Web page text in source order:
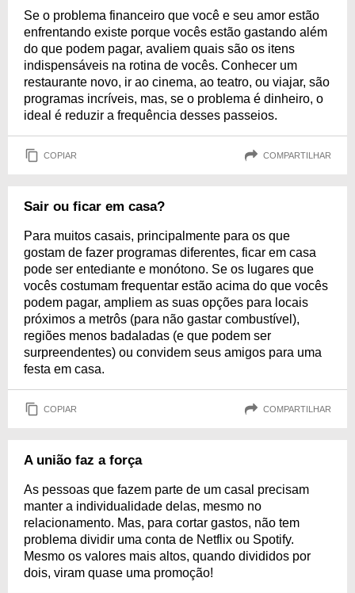
Se o problema financeiro que você e seu amor estão
enfrentando existe porque vocês estão gastando além
do que podem pagar, avaliem quais são os itens
indispensáveis na rotina de vocês. Conhecer um
restaurante novo, ir ao cinema, ao teatro, ou viajar, são
programas incríveis, mas, se o problema é dinheiro, o
ideal é reduzir a frequência desses passeios.
COPIAR COMPARTILHAR
Sair ou ficar em casa?
Para muitos casais, principalmente para os que
gostam de fazer programas diferentes, ficar em casa
pode ser entediante e monótono. Se os lugares que
vocês costumam frequentar estão acima do que vocês
podem pagar, ampliem as suas opções para locais
próximos a metrôs (para não gastar combustível),
regiões menos badaladas (e que podem ser
surpreendentes) ou convidem seus amigos para uma
festa em casa.
COPIAR COMPARTILHAR
A união faz a força
As pessoas que fazem parte de um casal precisam
manter a individualidade delas, mesmo no
relacionamento. Mas, para cortar gastos, não tem
problema dividir uma conta de Netflix ou Spotify.
Mesmo os valores mais altos, quando divididos por
dois, viram quase uma promoção!